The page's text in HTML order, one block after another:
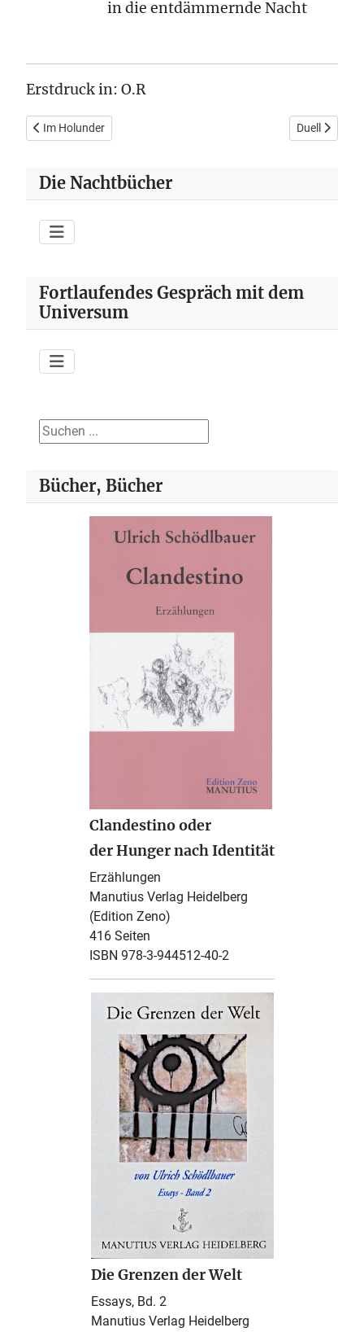
in die entdämmernde Nacht
Erstdruck in: O.R
Vorheriger Beitrag: Im Holunder
Im Holunder Nächster
Duell
Die Nachtbücher
Fortlaufendes Gespräch mit dem
Universum
Suchen ...
Bücher, Bücher
Clandestino oder
der Hunger nach Identität
Erzählungen
Manutius Verlag Heidelberg
(Edition Zeno)
416 Seiten
ISBN 978-3-944512-40-2
Die Grenzen der Welt
Essays, Bd. 2
Manutius Verlag Heidelberg